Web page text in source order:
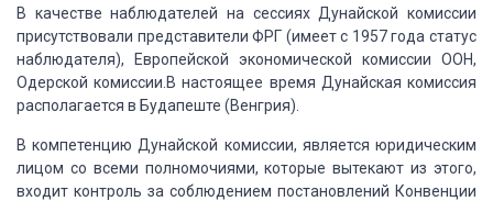
В качестве наблюдателей на сессиях Дунайской комиссии
присутствовали представители ФРГ (имеет с 1957 года статус
наблюдателя), Европейской экономической комиссии ООН,
Одерской комиссии.В настоящее время Дунайская комиссия
располагается в Будапеште (Венгрия).
В компетенцию Дунайской комиссии, является юридическим
лицом со всеми полномочиями, которые вытекают из этого,
входит контроль за соблюдением постановлений Конвенции